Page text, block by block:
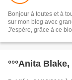
Bonjour à toutes et à tous ! Je m'appelle Dahlia, 17 ans, et je vous
sur mon blog avec
J'espère, grâce à ce
bon moment !
°°°Anita Blake,